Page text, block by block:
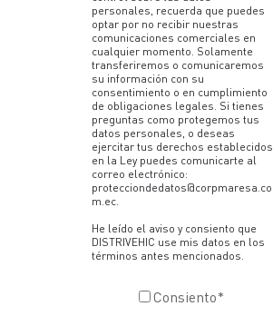
personales, recuerda que puedes
optar por no recibir nuestras
comunicaciones comerciales en
cualquier momento. Solamente
transferiremos o comunicaremos
su información con su
consentimiento o en cumplimiento
de obligaciones legales. Si tienes
preguntas como protegemos tus
datos personales, o deseas
ejercitar tus derechos establecidos
en la Ley puedes comunicarte al
correo electrónico:
protecciondedatos@corpmaresa.co
m.ec.
He leído el aviso y consiento que
DISTRIVEHIC use mis datos en los
términos antes mencionados.
Consiento*